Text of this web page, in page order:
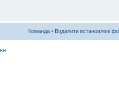
Команда • Видалити встановлені